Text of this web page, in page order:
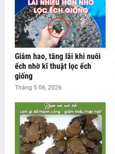
Giảm hao, tăng lãi khi nuôi
ếch nhờ kĩ thuật lọc ếch
giống
Tháng 5 06, 2026